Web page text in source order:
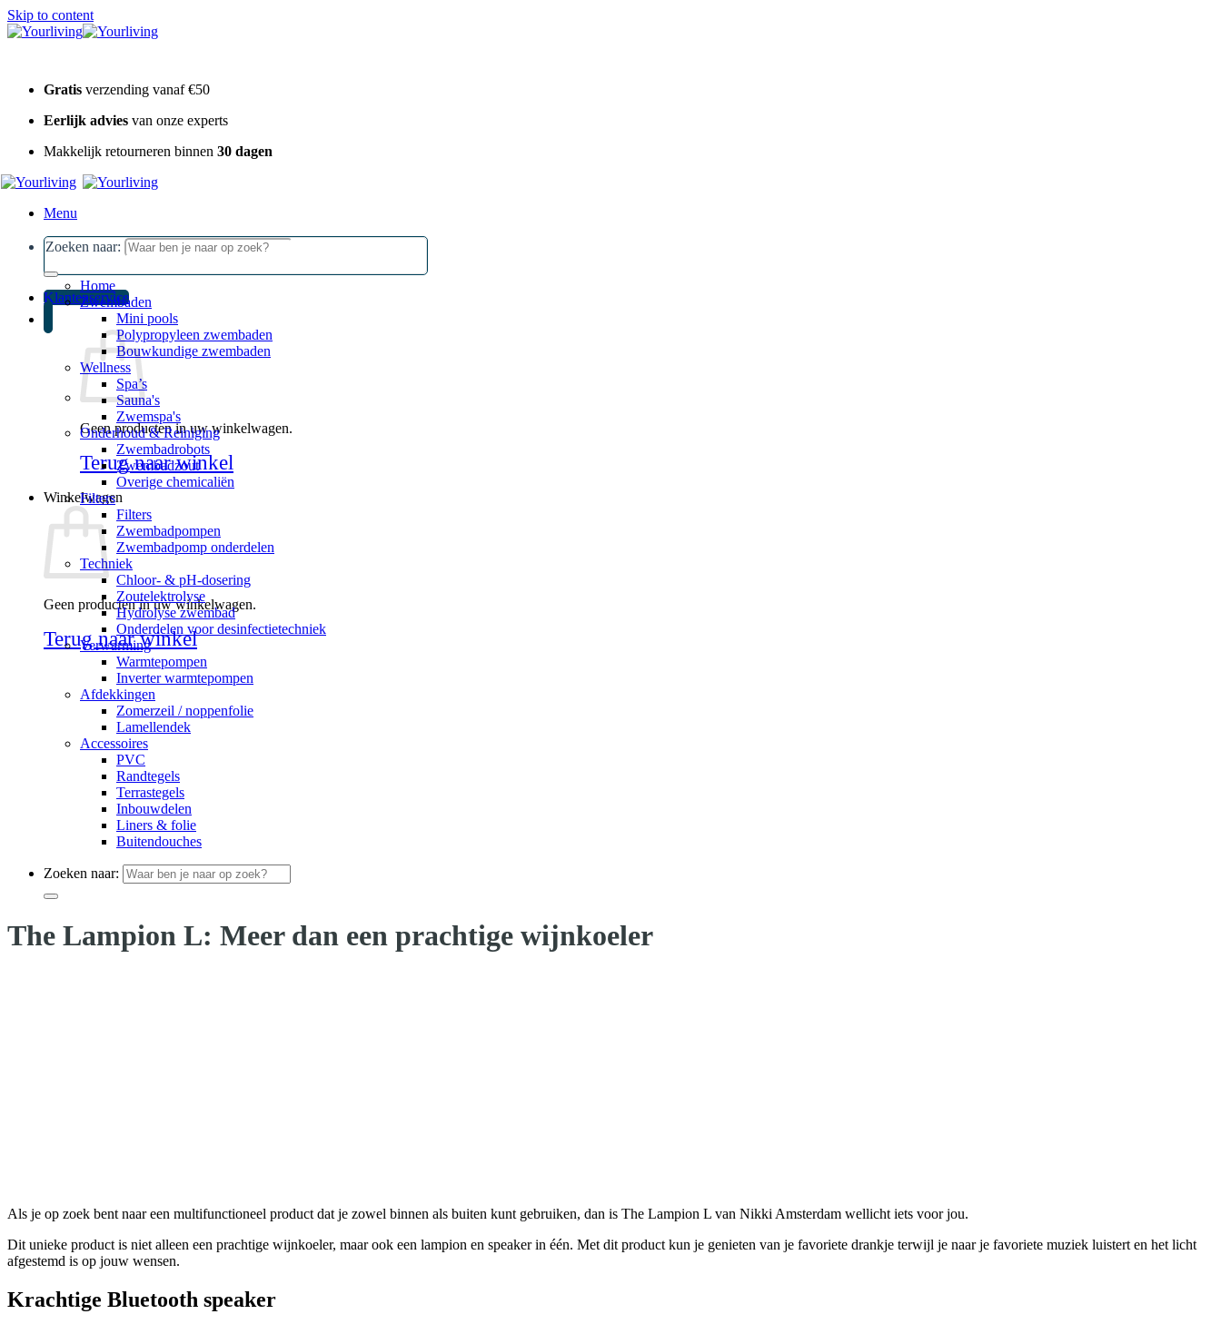
Skip to content
Gratis verzending vanaf €50
Eerlijk advies van onze experts
Makkelijk retourneren binnen 30 dagen
Menu
Zoeken naar:
Klantenservice
Geen producten in uw winkelwagen.
Terug naar winkel
Winkelwagen
Geen producten in uw winkelwagen.
Terug naar winkel
Home
Zwembaden
Mini pools
Polypropyleen zwembaden
Bouwkundige zwembaden
Wellness
Spa’s
Sauna's
Zwemspa's
Onderhoud & Reiniging
Zwembadrobots
Zwembadzout
Overige chemicaliën
Filters
Filters
Zwembadpompen
Zwembadpomp onderdelen
Techniek
Chloor- & pH-dosering
Zoutelektrolyse
Hydrolyse zwembad
Onderdelen voor desinfectietechniek
Verwarming
Warmtepompen
Inverter warmtepompen
Afdekkingen
Zomerzeil / noppenfolie
Lamellendek
Accessoires
PVC
Randtegels
Terrastegels
Inbouwdelen
Liners & folie
Buitendouches
Zoeken naar:
The Lampion L: Meer dan een prachtige wijnkoeler
Als je op zoek bent naar een multifunctioneel product dat je zowel binnen als buiten kunt gebruiken, dan is The Lampion L van Nikki Amsterdam wellicht iets voor jou.
Dit unieke product is niet alleen een prachtige wijnkoeler, maar ook een lampion en speaker in één. Met dit product kun je genieten van je favoriete drankje terwijl je naar je favoriete muziek luistert en het licht
afgestemd is op jouw wensen.
Krachtige Bluetooth speaker